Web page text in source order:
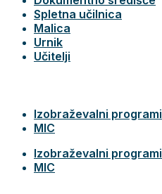
Spletna učilnica
Malica
Urnik
Učitelji
Izobraževalni programi
MIC
Izobraževalni programi
MIC